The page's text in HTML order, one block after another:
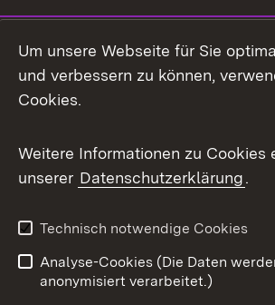
Facebook
X / Twitter
Youtube
Impressum
Kontakt
Um unsere Webseite für Sie
und verbessern zu können,
Cookies.
Weitere Informationen zu Cookies
unserer Datenschutzerklärung.
Technisch notwendige Cookies
Analyse-Cookies (Die Daten
anonymisiert verarbeitet.)